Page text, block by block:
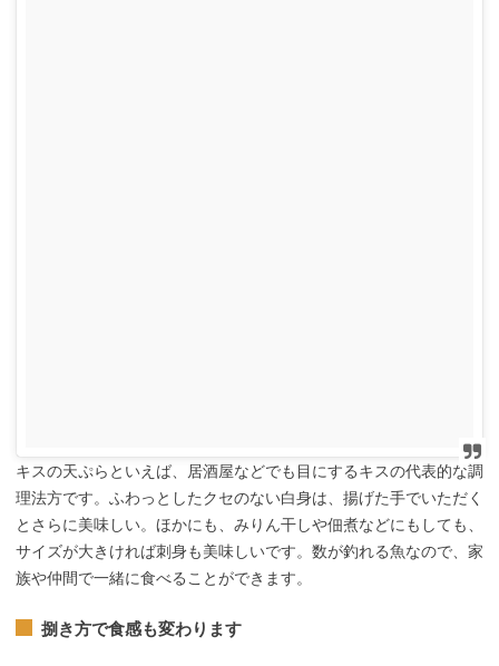
キスの天ぷらといえば、居酒屋などでも目にするキスの代表的な調
理法方です。ふわっとしたクセのない白身は、揚げた手でいただく
とさらに美味しい。ほかにも、みりん干しや佃煮などにもしても、
サイズが大きければ刺身も美味しいです。数が釣れる魚なので、家
族や仲間で一緒に食べることができます。
捌き方で食感も変わります